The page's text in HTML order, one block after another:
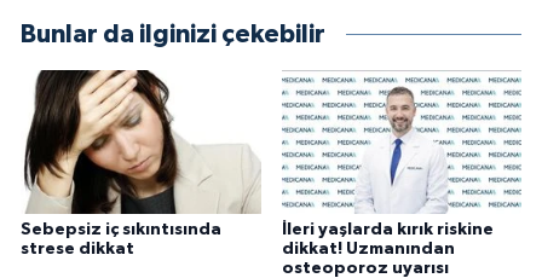
Bunlar da ilginizi çekebilir
Sebepsiz iç sıkıntısında
strese dikkat
İleri yaşlarda kırık riskine
dikkat! Uzmanından
osteoporoz uyarısı